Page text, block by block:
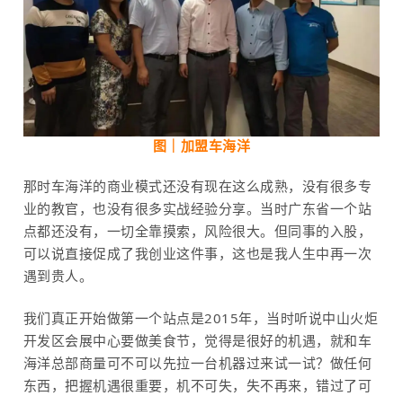
图｜加盟车海洋
那时车海洋的商业模式还没有现在这么成熟，没有很多专
业的教官，也没有很多实战经验分享。当时广东省一个站
点都还没有，一切全靠摸索，风险很大。但同事的入股，
可以说直接促成了我创业这件事，这也是我人生中再一次
遇到贵人。
我们真正开始做第一个站点是2015年，当时听说中山火炬
开发区会展中心要做美食节，觉得是很好的机遇，就和车
海洋总部商量可不可以先拉一台机器过来试一试？做任何
东西，把握机遇很重要，机不可失，失不再来，错过了可